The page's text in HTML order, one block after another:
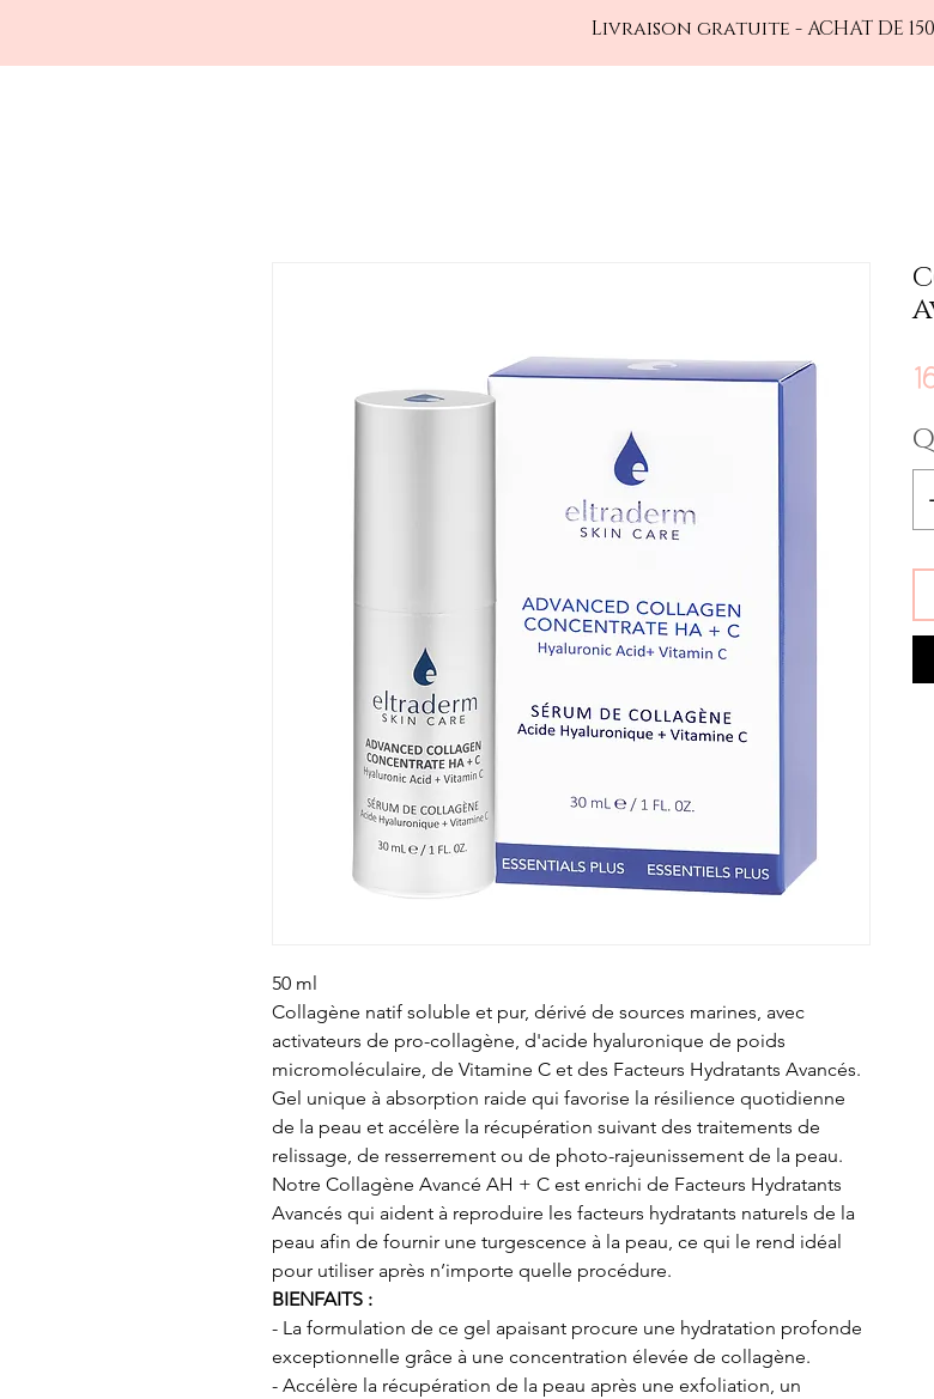
Livraison gratuite - ACHAT DE
50 ml
Collagène natif soluble et pur, dérivé de sources marines, avec
activateurs de pro-collagène, d'acide hyaluronique de poids
micromoléculaire, de Vitamine C et des Facteurs Hydratants Avancés.
Gel unique à absorption raide qui favorise la résilience quotidienne
de la peau et accélère la récupération suivant des traitements de
relissage, de resserrement ou de photo-rajeunissement de la peau.
Notre Collagène Avancé AH + C est enrichi de Facteurs Hydratants
Avancés qui aident à reproduire les facteurs hydratants naturels de la
peau afin de fournir une turgescence à la peau, ce qui le rend idéal
pour utiliser après n’importe quelle procédure.
BIENFAITS :
- La formulation de ce gel apaisant procure une hydratation profonde
exceptionnelle grâce à une concentration élevée de collagène.
- Accélère la récupération de la peau après une exfoliation, un